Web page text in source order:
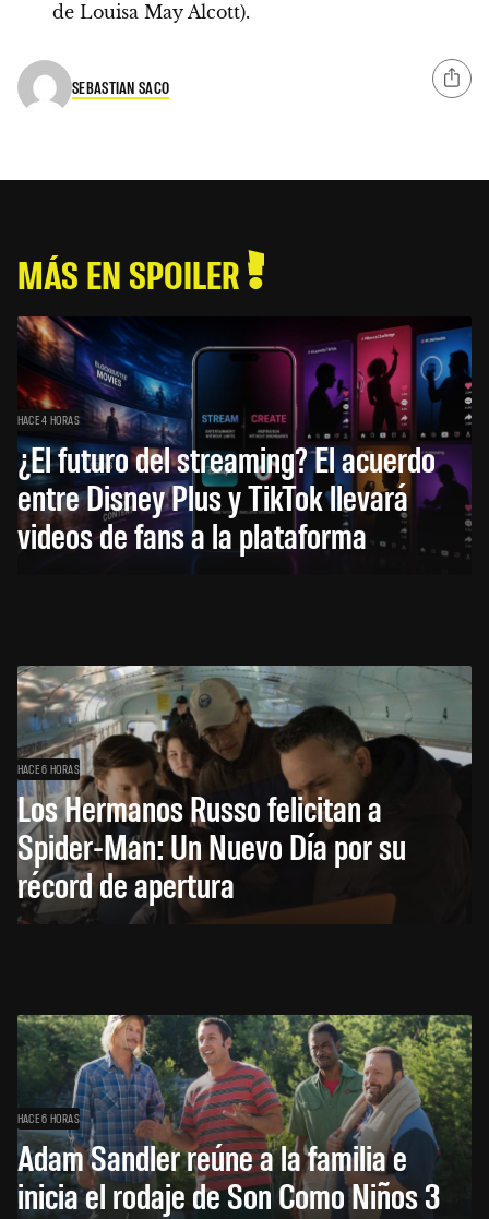
de Louisa May Alcott).
SEBASTIAN SACO
MÁS EN SPOILER
HACE 4 HORAS
¿El futuro del streaming? El acuerdo
entre Disney Plus y TikTok llevará
videos de fans a la plataforma
HACE 6 HORAS
Los Hermanos Russo felicitan a
Spider-Man: Un Nuevo Día por su
récord de apertura
HACE 6 HORAS
Adam Sandler reúne a la familia e
inicia el rodaje de Son Como Niños 3